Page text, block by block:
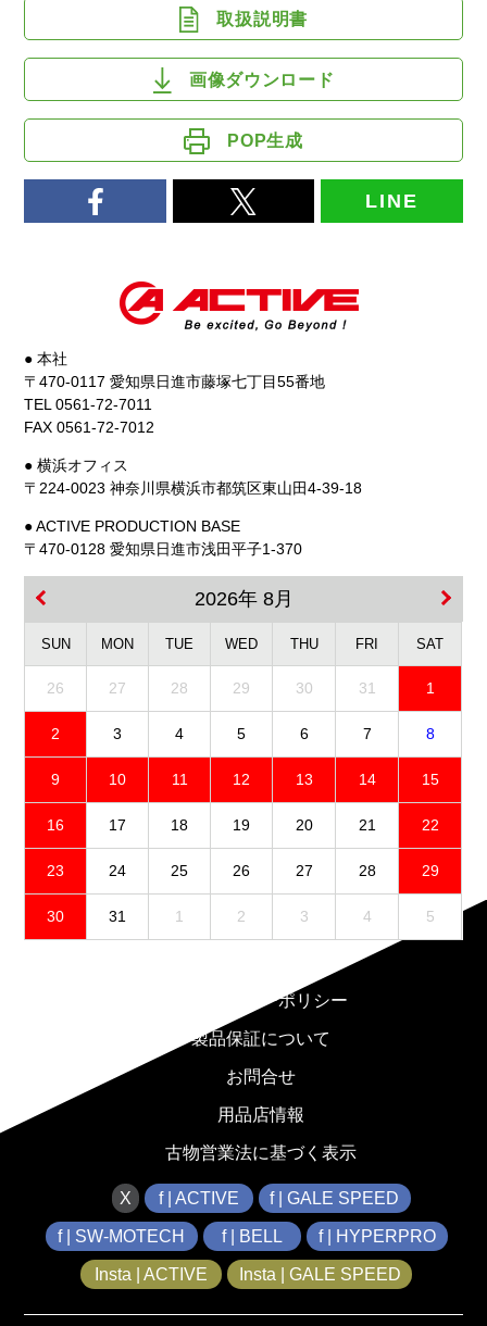
取扱説明書
画像ダウンロード
POP生成
LINE
● 本社
〒470-0117 愛知県日進市藤塚七丁目55番地
TEL 0561-72-7011
FAX 0561-72-7012
● 横浜オフィス
〒224-0023 神奈川県横浜市都筑区東山田4-39-18
● ACTIVE PRODUCTION BASE
〒470-0128 愛知県日進市浅田平子1-370
2026年 8月
SUN MON TUE WED THU FRI SAT
26 27 28 29 30 31 1
2 3 4 5 6 7 8
9 10 11 12 13 14 15
16 17 18 19 20 21 22
23 24 25 26 27 28 29
30 31 1 2 3 4 5
プライバシーポリシー
製品保証について
お問合せ
用品店情報
古物営業法に基づく表示
X f | ACTIVE f | GALE SPEED
f | SW-MOTECH f | BELL f | HYPERPRO
Insta | ACTIVE Insta | GALE SPEED